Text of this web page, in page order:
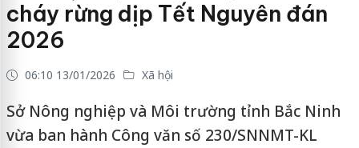
cháy rừng dịp Tết Nguyên đán
2026
06:10 13/01/2026 Xã hội
Sở Nông nghiệp và Môi trường tỉnh Bắc Ninh
vừa ban hành Công văn số 230/SNNMT-KL